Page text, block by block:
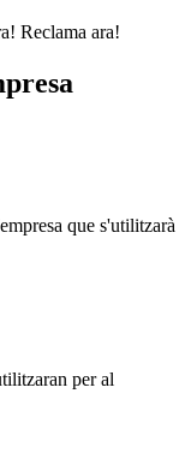
Reclama ara!
que s'utilitzarà
per al